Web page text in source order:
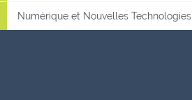
Numérique et Nouvelles Technologies